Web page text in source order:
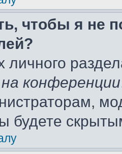
чтобы я не
личного
конференции
будете